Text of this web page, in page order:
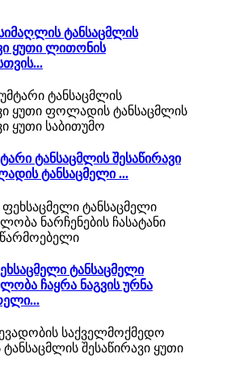
ტანსაცმლის
ყუთი ლითონის
ტანსაცმლის შესაწირავი
ტანსაცმელი ...
ტანსაცმელი
ჩაყრა ნაგვის ურნა